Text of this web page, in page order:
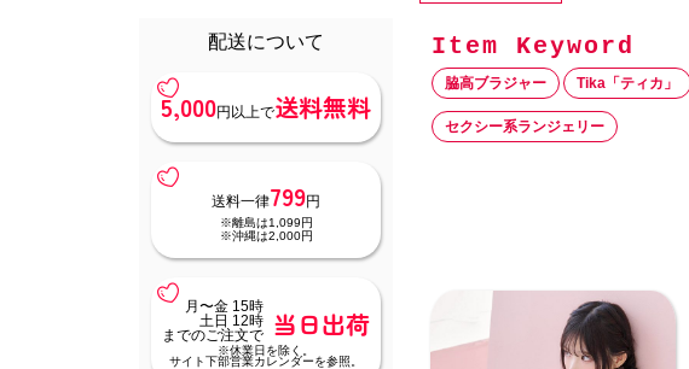
配送について
5,000円以上で送料無料
送料一律799円
※離島は1,099円
※沖縄は2,000円
月〜金 15時
土日 12時
までのご注文で
当日出荷
※休業日を除く。
サイト下部営業カレンダーを参照。
脇高ブラジャー Tika「ティカ」
セクシー系ランジェリー